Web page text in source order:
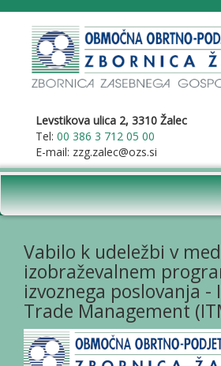
Levstikova ulica 2, 3310 Žalec
Tel: 00 386 3 712 05 00
E-mail: zzg.zalec@ozs.si
Vabilo k udeležbi v
izobraževalnem
izvoznega poslovanja
Trade Management